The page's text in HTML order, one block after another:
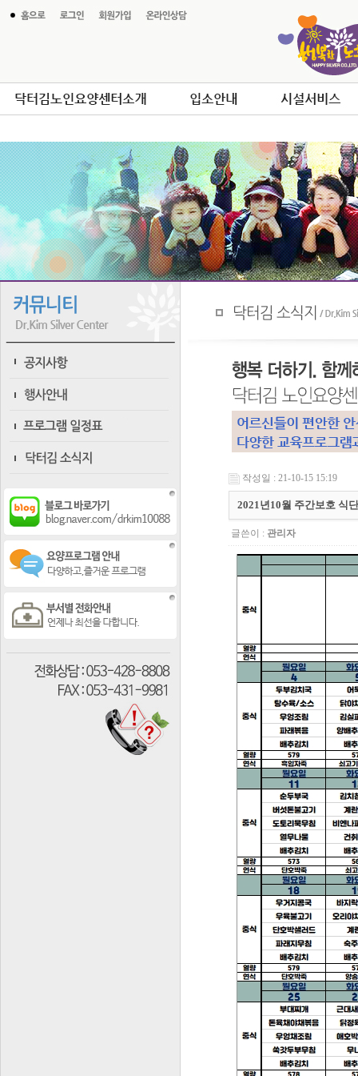
작성일 : 21-10-15 15:19
2021년10월 주간보호 식
글쓴이 : 관리자